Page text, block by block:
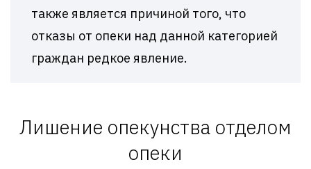
также является причиной того, что
отказы от опеки над данной категорией
граждан редкое явление.
Лишение опекунства отделом
опеки